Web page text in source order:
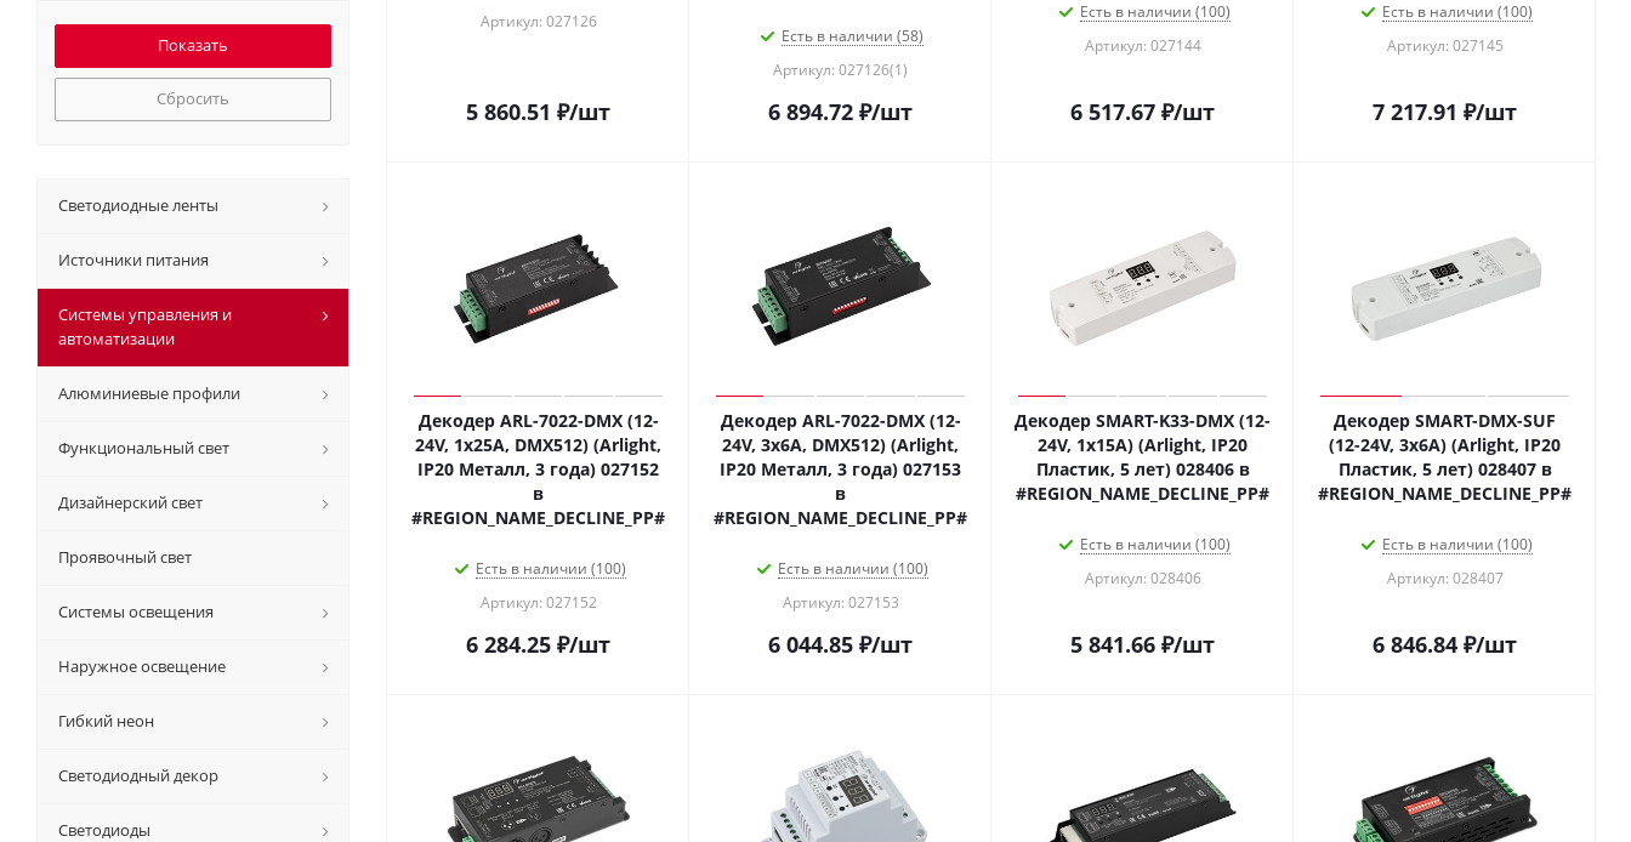
Артикул: 027126
5 860.51 ₽/шт
Есть в наличии (58)
Артикул: 027126(1)
6 894.72 ₽/шт
Есть в наличии (100)
Артикул: 027144
6 517.67 ₽/шт
Есть в наличии (100)
Артикул: 027145
7 217.91 ₽/шт
Декодер ARL-7022-DMX (12-
24V, 1x25A, DMX512) (Arlight,
IP20 Металл, 3 года) 027152
в
#REGION_NAME_DECLINE_PP#
Есть в наличии (100)
Артикул: 027152
6 284.25 ₽/шт
Декодер ARL-7022-DMX (12-
24V, 3x6A, DMX512) (Arlight,
IP20 Металл, 3 года) 027153
в
#REGION_NAME_DECLINE_PP#
Есть в наличии (100)
Артикул: 027153
6 044.85 ₽/шт
Декодер SMART-K33-DMX (12-
24V, 1x15A) (Arlight, IP20
Пластик, 5 лет) 028406 в
#REGION_NAME_DECLINE_PP#
Есть в наличии (100)
Артикул: 028406
5 841.66 ₽/шт
Декодер SMART-DMX-SUF
(12-24V, 3x6A) (Arlight, IP20
Пластик, 5 лет) 028407 в
#REGION_NAME_DECLINE_PP#
Есть в наличии (100)
Артикул: 028407
6 846.84 ₽/шт
Сбросить
Светодиодные ленты
Источники питания
Системы управления и
автоматизации
Алюминиевые профили
Функциональный свет
Дизайнерский свет
Проявочный свет
Системы освещения
Наружное освещение
Гибкий неон
Светодиодный декор
Светодиоды